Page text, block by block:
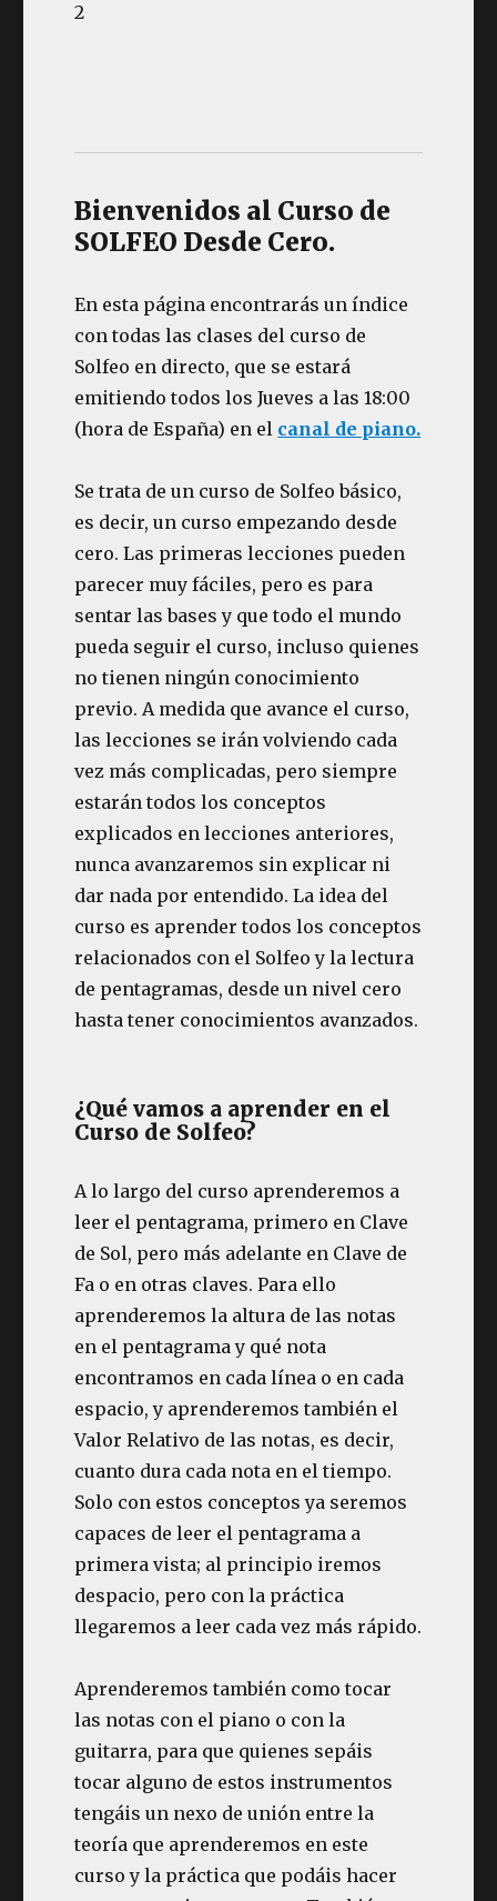
2
Bienvenidos al Curso de
SOLFEO Desde Cero.
En esta página encontrarás un índice
con todas las clases del curso de
Solfeo en directo, que se estará
emitiendo todos los Jueves a las 18:00
(hora de España) en el canal de piano.
Se trata de un curso de Solfeo básico,
es decir, un curso empezando desde
cero. Las primeras lecciones pueden
parecer muy fáciles, pero es para
sentar las bases y que todo el mundo
pueda seguir el curso, incluso quienes
no tienen ningún conocimiento
previo. A medida que avance el curso,
las lecciones se irán volviendo cada
vez más complicadas, pero siempre
estarán todos los conceptos
explicados en lecciones anteriores,
nunca avanzaremos sin explicar ni
dar nada por entendido. La idea del
curso es aprender todos los conceptos
relacionados con el Solfeo y la lectura
de pentagramas, desde un nivel cero
hasta tener conocimientos avanzados.
¿Qué vamos a aprender en el
Curso de Solfeo?
A lo largo del curso aprenderemos a
leer el pentagrama, primero en Clave
de Sol, pero más adelante en Clave de
Fa o en otras claves. Para ello
aprenderemos la altura de las notas
en el pentagrama y qué nota
encontramos en cada línea o en cada
espacio, y aprenderemos también el
Valor Relativo de las notas, es decir,
cuanto dura cada nota en el tiempo.
Solo con estos conceptos ya seremos
capaces de leer el pentagrama a
primera vista; al principio iremos
despacio, pero con la práctica
llegaremos a leer cada vez más rápido.
Aprenderemos también como tocar
las notas con el piano o con la
guitarra, para que quienes sepáis
tocar alguno de estos instrumentos
tengáis un nexo de unión entre la
teoría que aprenderemos en este
curso y la práctica que podáis hacer